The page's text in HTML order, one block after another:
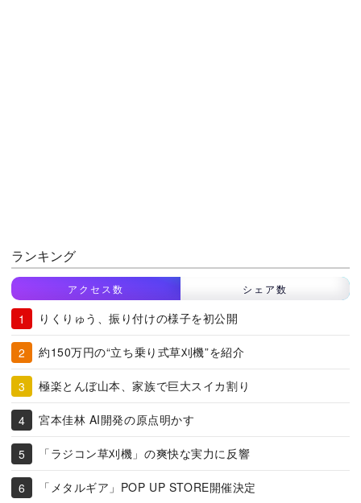
ランキング
アクセス数 シェア数
りくりゅう、振り付けの様子を初公開
約150万円の“立ち乗り式草刈機”を紹介
極楽とんぼ山本、家族で巨大スイカ割り
宮本佳林 AI開発の原点明かす
「ラジコン草刈機」の爽快な実力に反響
「メタルギア」POP UP STORE開催決定